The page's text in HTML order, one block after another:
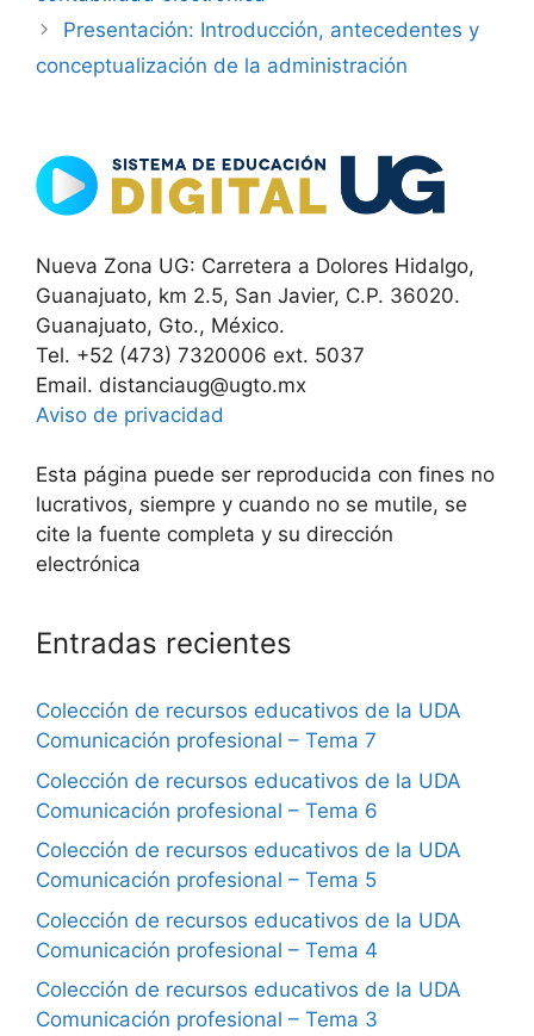
Presentación: Introducción, antecedentes y
conceptualización de la administración
Nueva Zona UG: Carretera a Dolores Hidalgo,
Guanajuato, km 2.5, San Javier, C.P. 36020.
Guanajuato, Gto., México.
Tel. +52 (473) 7320006 ext. 5037
Email. distanciaug@ugto.mx
Aviso de privacidad
Esta página puede ser reproducida con fines no
lucrativos, siempre y cuando no se mutile, se
cite la fuente completa y su dirección
electrónica
Entradas recientes
Colección de recursos educativos de la UDA
Comunicación profesional – Tema 7
Colección de recursos educativos de la UDA
Comunicación profesional – Tema 6
Colección de recursos educativos de la UDA
Comunicación profesional – Tema 5
Colección de recursos educativos de la UDA
Comunicación profesional – Tema 4
Colección de recursos educativos de la UDA
Comunicación profesional – Tema 3